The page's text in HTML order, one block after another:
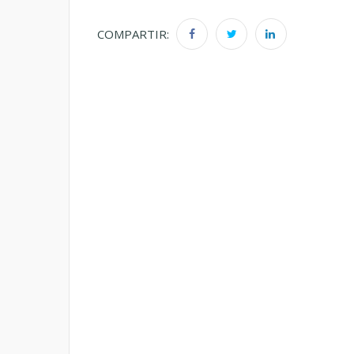
COMPARTIR: